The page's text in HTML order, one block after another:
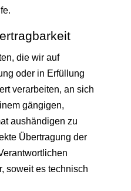
die wir auf
oder in Erfüllung
verarbeiten, an sich
gängigen,
aushändigen zu
Übertragung der
soweit es technisch